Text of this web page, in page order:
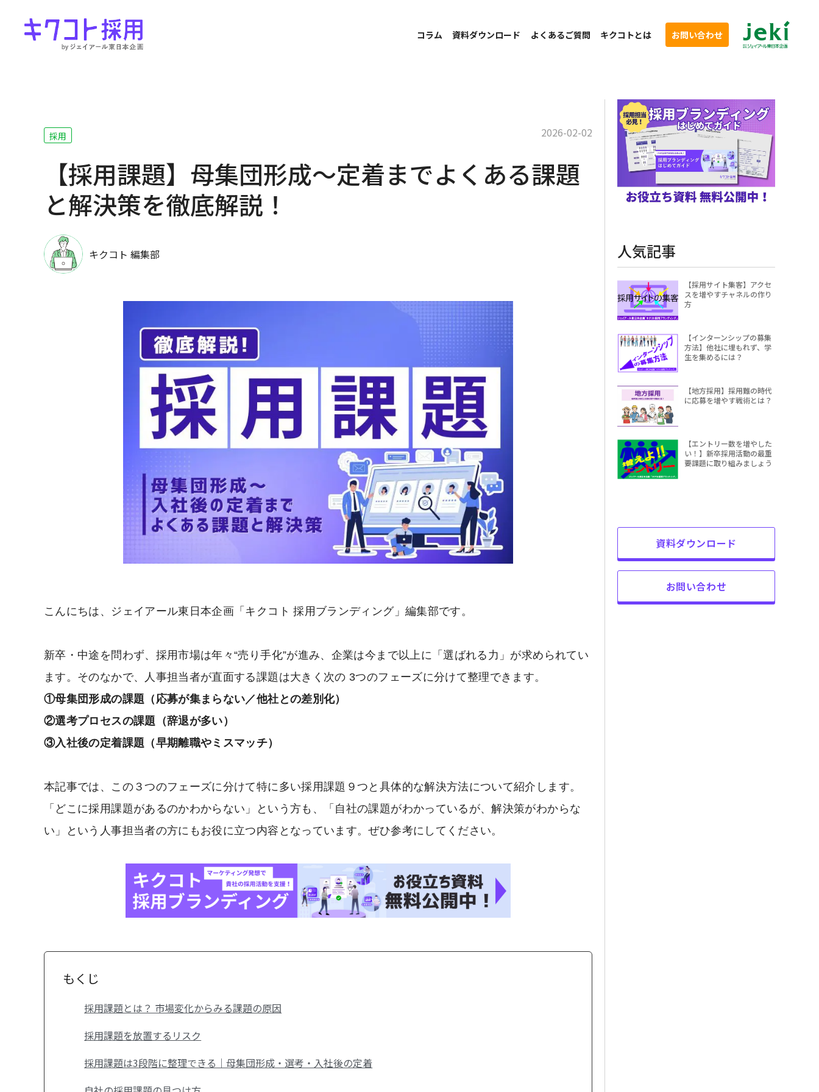
コラム 資料ダウンロード よくあるご質問 キクコトとは お問い合わせ
採用 2026-02-02
【採用課題】母集団形成〜定着までよくある課題
と解決策を徹底解説！
キクコト 編集部
こんにちは、ジェイアール東日本企画「キクコト 採用ブランディング」編集部です。
新卒・中途を問わず、採用市場は年々“売り手化”が進み、企業は今まで以上に「選ばれる力」が求められてい
ます。そのなかで、人事担当者が直面する課題は大きく次の 3つのフェーズに分けて整理できます。
①母集団形成の課題（応募が集まらない／他社との差別化）
②選考プロセスの課題（辞退が多い）
③入社後の定着課題（早期離職やミスマッチ）
本記事では、この３つのフェーズに分けて特に多い採用課題９つと具体的な解決方法について紹介します。
「どこに採用課題があるのかわからない」という方も、「自社の課題がわかっているが、解決策がわからな
い」という人事担当者の方にもお役に立つ内容となっています。ぜひ参考にしてください。
もくじ
採用課題とは？ 市場変化からみる課題の原因
採用課題を放置するリスク
採用課題は3段階に整理できる｜母集団形成・選考・入社後の定着
人気記事
【採用サイト集客】アクセ
スを増やすチャネルの作り
方
【インターンシップの募集
方法】他社に埋もれず、学
生を集めるには？
【地方採用】採用難の時代
に応募を増やす戦術とは？
【エントリー数を増やした
い！】新卒採用活動の最重
要課題に取り組みましょう
資料ダウンロード
お問い合わせ